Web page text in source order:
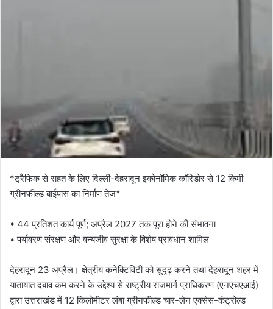
*ट्रैफिक से राहत के लिए दिल्ली-देहरादून इकोनॉमिक कॉरिडोर से 12 किमी
ग्रीनफील्ड बाईपास का निर्माण तेज*
• 44 प्रतिशत कार्य पूर्ण; अप्रैल 2027 तक पूरा होने की संभावना
• पर्यावरण संरक्षण और वन्यजीव सुरक्षा के विशेष प्रावधान शामिल
देहरादून 23 अप्रैल। क्षेत्रीय कनेक्टिविटी को सुदृढ़ करने तथा देहरादून शहर में
यातायात दबाव कम करने के उद्देश्य से राष्ट्रीय राजमार्ग प्राधिकरण (एनएचएआई)
द्वारा उत्तराखंड में 12 किलोमीटर लंबा ग्रीनफील्ड चार-लेन एक्सेस-कंट्रोल्ड